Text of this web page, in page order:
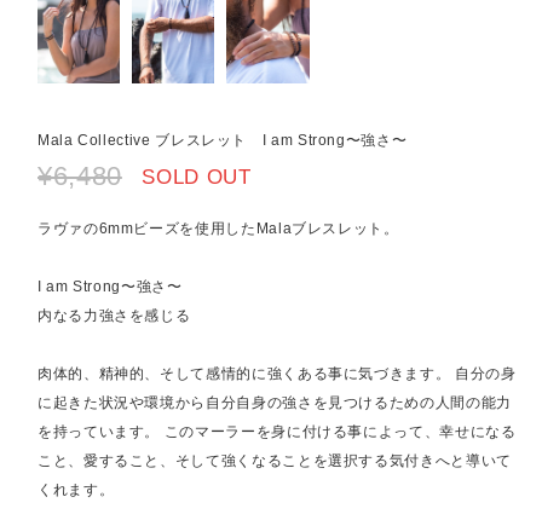
Mala Collective ブレスレット I am Strong〜強さ〜
¥6,480 SOLD OUT
ラヴァの6mmビーズを使用したMalaブレスレット。
I am Strong〜強さ〜
内なる力強さを感じる
肉体的、精神的、そして感情的に強くある事に気づきます。 自分の身
に起きた状況や環境から自分自身の強さを見つけるための人間の能力
を持っています。 このマーラーを身に付ける事によって、幸せになる
こと、愛すること、そして強くなることを選択する気付きへと導いて
くれます。